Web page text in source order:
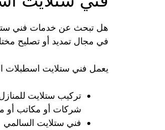
هل تبحث عن خدمات فني
في مجال تمديد أو تصليح
يعمل فني ستلايت اسطبلات
تركيب ستلايت
شركات أو مكاتب أو
فني ستلايت السالمي